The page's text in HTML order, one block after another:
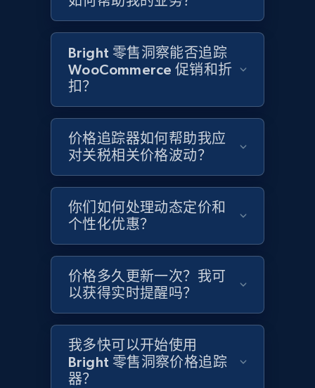
Home Depot US
URL, Domain, Country code, Model number,
Sku, Product id, Product name, Manufacturer,
and more.
2.1K+ 355+ 立即开始
Home Depot US - Gather data on products
using specified keywords
URL, Domain, Country code, Model number,
Sku, Product id, Product name, Manufacturer,
and more.
2.1K+ 355+
Home Depot US - Discover products by
specified URL
Bright 零售洞察能否追踪
WooCommerce 促销和折
扣？
价格追踪器如何帮助我应
对关税相关价格波动？
你们如何处理动态定价和
个性化优惠？
价格多久更新一次？我可
以获得实时提醒吗？
我多快可以开始使用
Bright 零售洞察价格追踪
器？